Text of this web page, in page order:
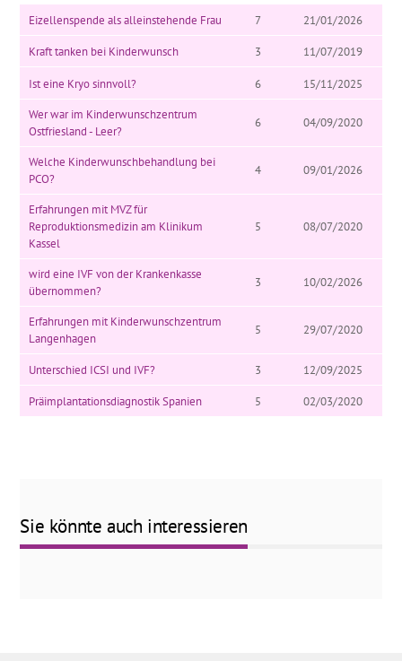
Eizellenspende als alleinstehende Frau
7 21/01/2026
Kraft tanken bei Kinderwunsch 3 11/07/2019
Ist eine Kryo sinnvoll? 6
15/11/2025
Wer war im Kinderwunschzentrum
Ostfriesland - Leer?
6 04/09/2020
Welche Kinderwunschbehandlung bei
PCO?
4 09/01/2026
Erfahrungen mit MVZ für
Reproduktionsmedizin am Klinikum
Kassel
5 08/07/2020
wird eine IVF von der Krankenkasse
übernommen?
3 10/02/2026
Erfahrungen mit Kinderwunschzentrum
Langenhagen
5 29/07/2020
Unterschied ICSI und IVF? 3 12/09/2025
Präimplantationsdiagnostik Spanien 5 02/03/2020
Sie könnte auch interessieren